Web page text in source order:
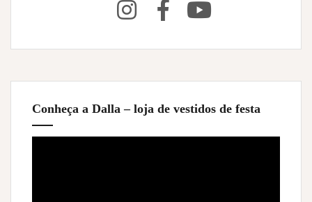
Conheça a Dalla – loja de vestidos de festa